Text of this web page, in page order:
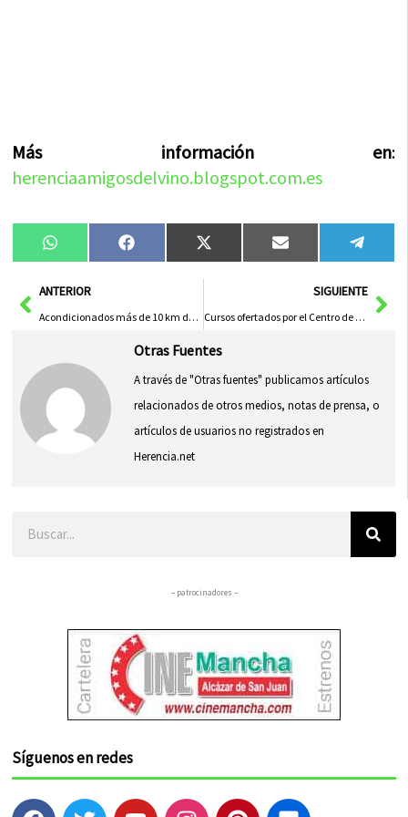
Más información en:
herenciaamigosdelvino.blogspot.com.es
Compartir
en
WhatsAppCompartir
en
FacebookCompartir
en
X
(Twitter)
Compartir
en
Email
en
AntANTERIOR
Acondicionados más de 10 km de caminos en Herencia
SIGUIENTE
Cursos ofertados por el Centro de Formación y Empleo
Otras Fuentes
A través de "Otras fuentes" publicamos artículos
relacionados de otros medios, notas de prensa, o
artículos de usuarios no registrados en
Herencia.net
– patrocinadores –
Síguenos en redes
F T Y I P F